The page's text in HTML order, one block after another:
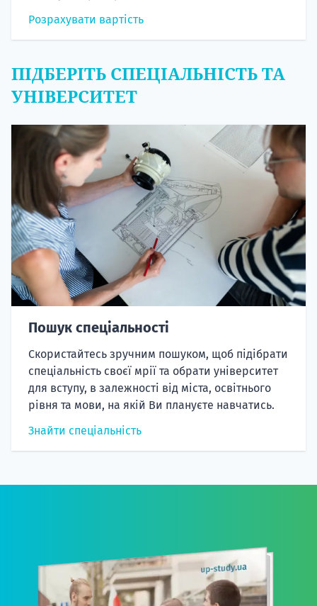
Розрахувати вартість
ПІДБЕРІТЬ СПЕЦІАЛЬНІСТЬ ТА
УНІВЕРСИТЕТ
Пошук спеціальності
Скористайтесь зручним пошуком, щоб підібрати
спеціальність своєї мрії та обрати університет
для вступу, в залежності від міста, освітнього
рівня та мови, на якій Ви плануєте навчатись.
Знайти спеціальність